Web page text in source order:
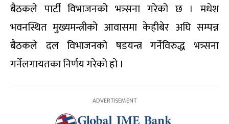
बैठकले पार्टी विभाजनको भत्र्सना गरेको छ । मधेश
भवनस्थित मुख्यमन्त्रीको आवासमा केहीबेर अघि सम्पन्न
बैठकले दल विभाजनको षडयन्त्र गर्नेविरुद्ध भत्र्सना
गर्नेलगायतका निर्णय गरेको हो ।